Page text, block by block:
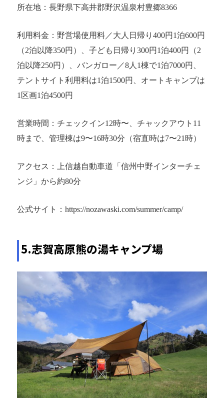
所在地：長野県下高井郡野沢温泉村豊郷8366
利用料金：野営場使用料／大人日帰り400円1泊600円
（2泊以降350円）、子ども日帰り300円1泊400円（2
泊以降250円）、バンガロー／8人1棟で1泊7000円、
テントサイト利用料は1泊1500円、オートキャンプは
1区画1泊4500円
営業時間：チェックイン12時〜、チャックアウト11
時まで、管理棟は9〜16時30分（宿直時は7〜21時）
アクセス：上信越自動車道「信州中野インターチェ
ンジ」から約80分
公式サイト：https://nozawaski.com/summer/camp/
5.志賀高原熊の湯キャンプ場